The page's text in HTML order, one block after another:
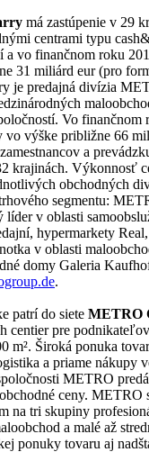
má zastúpenie v 29
centrami typu
vo finančnom roku
31 miliárd eur (pro
je predajná divízia
Vo finančnom
vo výške približne 66
a
krajinách. Výkonnosť
obchodných
segmentu:
líder v oblasti
hypermarkety
v oblasti
domy Galeria
.
patrí do siete METRO
centier pre
m². Široká ponuka
a priame nákupy
METRO
ceny. METRO
na tri skupiny
a malé až
ponuky tovaru aj